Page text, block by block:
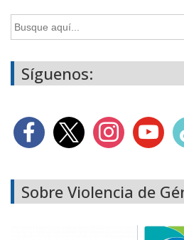
Buscar:
Síguenos:
Sobre Violencia de